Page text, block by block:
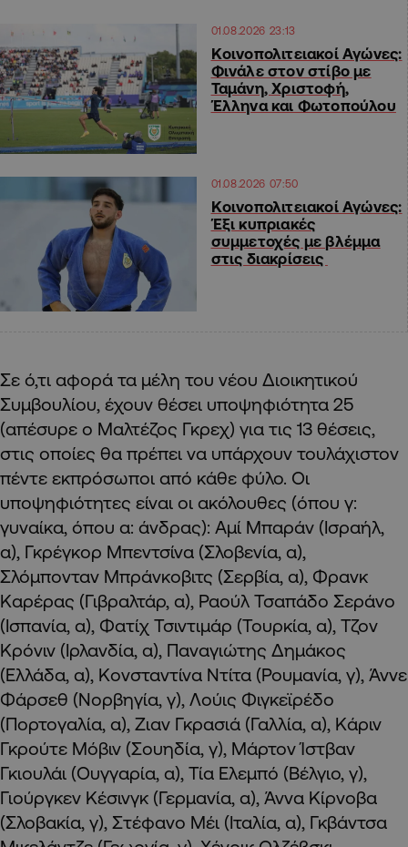
01.08.2026 23:13
Κοινοπολιτειακοί Αγώνες:
Φινάλε στον στίβο με
Ταμάνη, Χριστοφή,
Έλληνα και Φωτοπούλου
01.08.2026 07:50
Κοινοπολιτειακοί Αγώνες:
Έξι κυπριακές
συμμετοχές με βλέμμα
στις διακρίσεις
Σε ό,τι αφορά τα μέλη του νέου Διοικητικού
Συμβουλίου, έχουν θέσει υποψηφιότητα 25
(απέσυρε ο Μαλτέζος Γκρεχ) για τις 13 θέσεις,
στις οποίες θα πρέπει να υπάρχουν τουλάχιστον
πέντε εκπρόσωποι από κάθε φύλο. Οι
υποψηφιότητες είναι οι ακόλουθες (όπου γ:
γυναίκα, όπου α: άνδρας): Αμί Μπαράν (Ισραήλ,
α), Γκρέγκορ Μπεντσίνα (Σλοβενία, α),
Σλόμπονταν Μπράνκοβιτς (Σερβία, α), Φρανκ
Καρέρας (Γιβραλτάρ, α), Ραούλ Τσαπάδο Σεράνο
(Ισπανία, α), Φατίχ Τσιντιμάρ (Τουρκία, α), Τζον
Κρόνιν (Ιρλανδία, α), Παναγιώτης Δημάκος
(Ελλάδα, α), Κονσταντίνα Ντίτα (Ρουμανία, γ), Άννε
Φάρσεθ (Νορβηγία, γ), Λούις Φιγκεϊρέδο
(Πορτογαλία, α), Ζιαν Γκρασιά (Γαλλία, α), Κάριν
Γκρούτε Μόβιν (Σουηδία, γ), Μάρτον Ίστβαν
Γκιουλάι (Ουγγαρία, α), Τία Ελεμπό (Βέλγιο, γ),
Γιούργκεν Κέσινγκ (Γερμανία, α), Άννα Κίρνοβα
(Σλοβακία, γ), Στέφανο Μέι (Ιταλία, α), Γκβάντσα